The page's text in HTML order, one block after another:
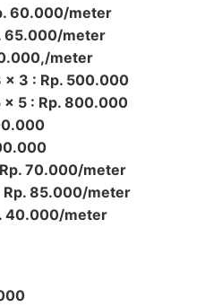
60.000/meter
65.000/meter
meter
x 3 : Rp. 500.000
x 5 : Rp. 800.000
70.000/meter
Rp. 85.000/meter
40.000/meter